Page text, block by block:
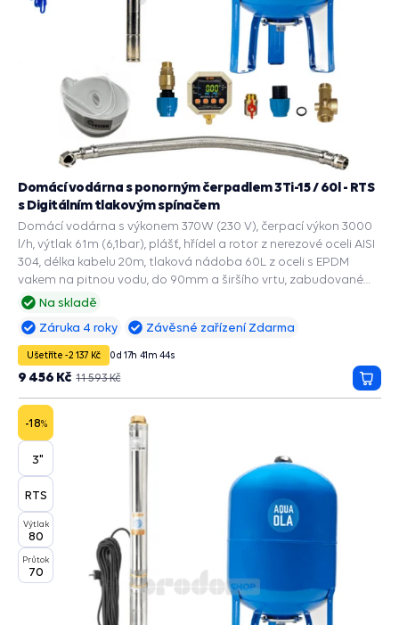
Na skladě
Domácí vodárna s ponorným čerpadlem 3Ti-15 / 60l - RTS
s Digitálním tlakovým spínačem
Domácí vodárna s výkonem 370W (230 V), čerpací výkon 3000
l/h, výtlak 61m (6,1bar), plášť, hřídel a rotor z nerezové oceli AISI
304, délka kabelu 20m, tlaková nádoba 60L z oceli s EPDM
vakem na pitnou vodu, do 90mm a širšího vrtu, zabudované
příslušenství a ochranné funkce: PRESS CONTROL na čerpadla,
sucho, Ochrana proti přetížení, Ochrana proti vodnímu rázu.
Záruka 4 roky Závěsné zařízení Zdarma
Ušetříte -2 137 Kč 0d 17h 41m 43s
11 593 Kč
9 456 Kč
do
-18%
3"
RTS
Výtlak
80
Průtok
70